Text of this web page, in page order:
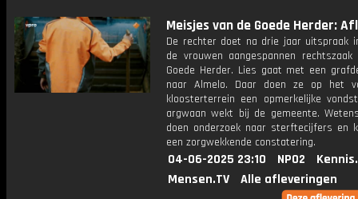
Meisjes van de Goede Herder:
De rechter doet na drie jaar uitspraak
de vrouwen aangespannen
Goede Herder. Lies gaat met een
naar Almelo. Daar doen ze op het
kloosterterrein een opmerkelijke
argwaan wekt bij de gemeente.
doen onderzoek naar sterftecijfers en
een zorgwekkende constatering.
04-06-2025 23:10 NPO2
Mensen.TV
Alle afleveringen